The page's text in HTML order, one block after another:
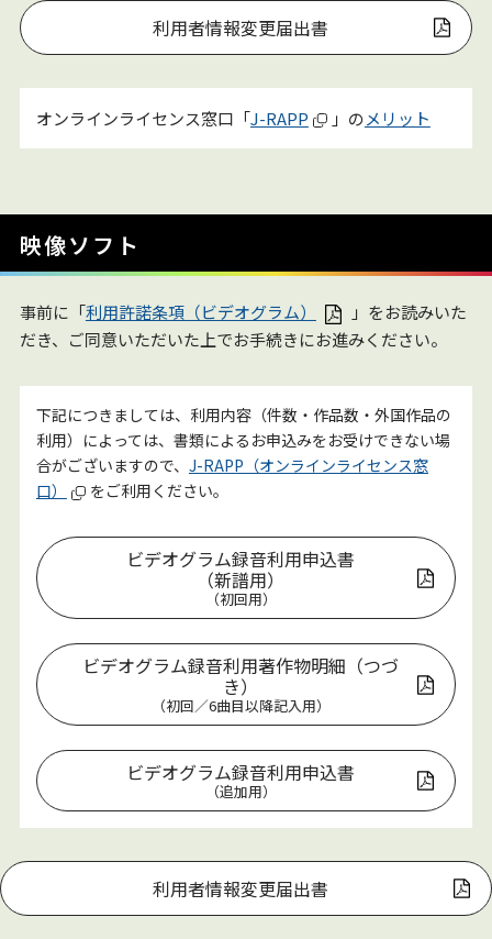
利用者情報変更届出書
オンラインライセンス窓口「J-RAPP 」のメリット
映像ソフト
事前に「利用許諾条項（ビデオグラム）
」をお読みいた
だき、ご同意いただいた上でお手続きにお進みください。
下記につきましては、利用内容（件数・作品数・外国作品の
利用）によっては、書類によるお申込みをお受けできない場
合がございますので、 J-RAPP（オンラインライセンス窓
口）
をご利用ください。
ビデオグラム録音利用申込書
（新譜用）
（初回用）
ビデオグラム録音利用著作物明細（つづ
き）
（初回／6曲目以降記入用）
ビデオグラム録音利用申込書
（追加用）
利用者情報変更届出書